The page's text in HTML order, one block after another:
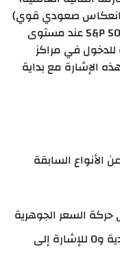
انعكاس صعودي قوي)
على الرسم البياني الأسبوعي لمؤشر S&P 500 عند مستوى
في مراكز
الإشارة مع بداية
الأنواع السابقة
السعر الجوهرية
يستخدم X للإشارة إلى حركات صعودية وO للإشارة إلى